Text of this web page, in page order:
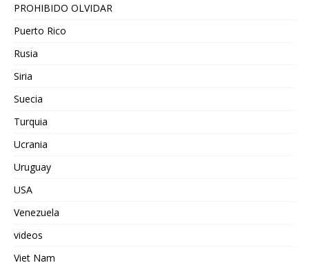
PROHIBIDO OLVIDAR
Puerto Rico
Rusia
Siria
Suecia
Turquia
Ucrania
Uruguay
USA
Venezuela
videos
Viet Nam